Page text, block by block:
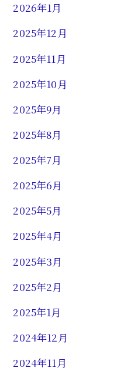
2026年1月
2025年12月
2025年11月
2025年10月
2025年9月
2025年8月
2025年7月
2025年6月
2025年5月
2025年4月
2025年3月
2025年2月
2025年1月
2024年12月
2024年11月